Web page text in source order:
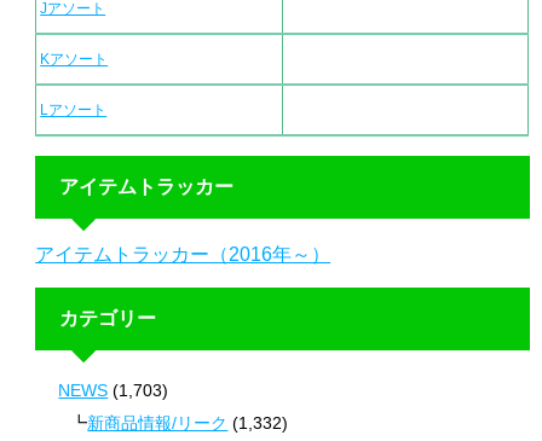
Jアソート
Kアソート
Lアソート
アイテムトラッカー
アイテムトラッカー（2016年～）
カテゴリー
NEWS (1,703)
新商品情報/リーク (1,332)